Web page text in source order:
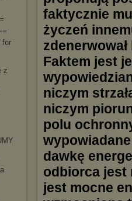
for
z
faktycznie
życzeń
Faktem jest
niczym
niczym
polu
dawkę
odbiorca jest
jest mocne